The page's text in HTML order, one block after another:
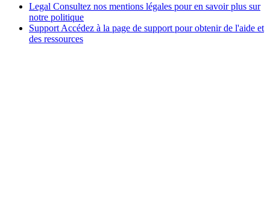
Legal Consultez nos mentions légales pour en savoir plus sur
notre politique
Support Accédez à la page de support pour obtenir de l'aide et
des ressources